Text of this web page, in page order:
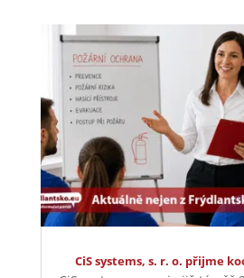
CiS systems, s. r. o. přijme